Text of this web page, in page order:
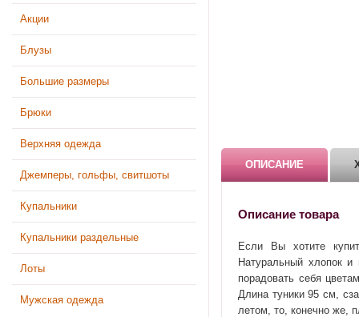
Акции
Блузы
Большие размеры
Брюки
Верхняя одежда
Джемперы, гольфы, свитшоты
Купальники
Купальники раздельные
Лоты
Мужская одежда
ОПИСАНИЕ
Описание товара
Если Вы хотите
Натуральный хлопок
порадовать себя
Длина туники 95 см,
летом, то, конечно же,